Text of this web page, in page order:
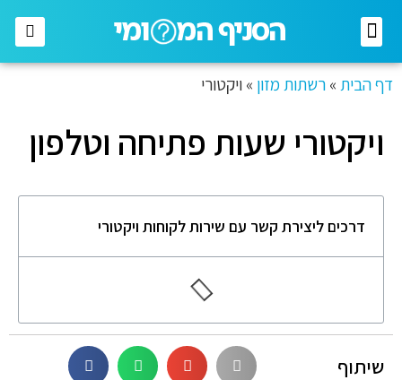
דף הבית » רשתות מזון » ויקטורי
ויקטורי שעות פתיחה וטלפון
דרכים ליצירת קשר עם שירות לקוחות ויקטורי
שיתוף